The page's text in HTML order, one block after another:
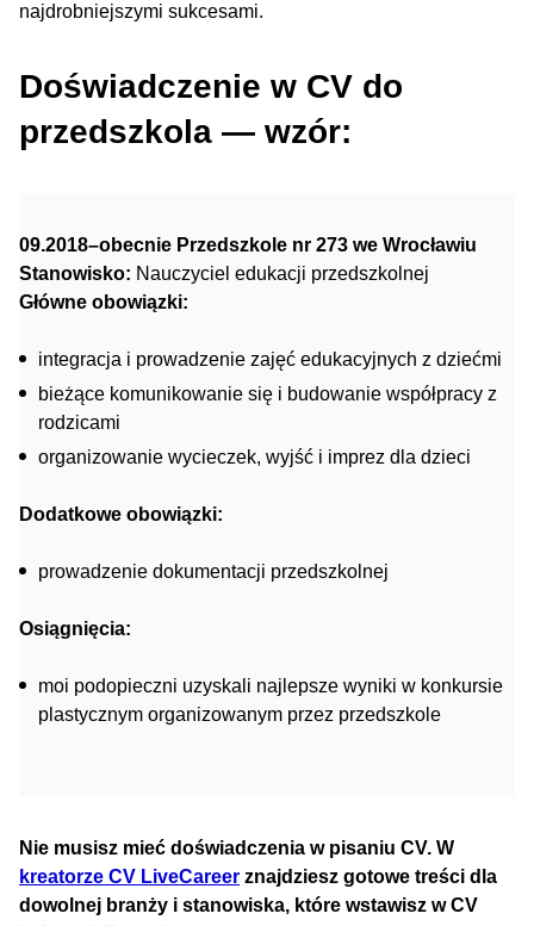
najdrobniejszymi sukcesami.
Doświadczenie w CV do
przedszkola — wzór:
09.2018–obecnie Przedszkole nr 273 we Wrocławiu
Stanowisko: Nauczyciel edukacji przedszkolnej
Główne obowiązki:
integracja i prowadzenie zajęć edukacyjnych z dziećmi
bieżące komunikowanie się i budowanie współpracy z
rodzicami
organizowanie wycieczek, wyjść i imprez dla dzieci
Dodatkowe obowiązki:
prowadzenie dokumentacji przedszkolnej
Osiągnięcia:
moi podopieczni uzyskali najlepsze wyniki w konkursie
plastycznym organizowanym przez przedszkole
Nie musisz mieć doświadczenia w pisaniu CV. W
kreatorze CV LiveCareer znajdziesz gotowe treści dla
dowolnej branży i stanowiska, które wstawisz w CV